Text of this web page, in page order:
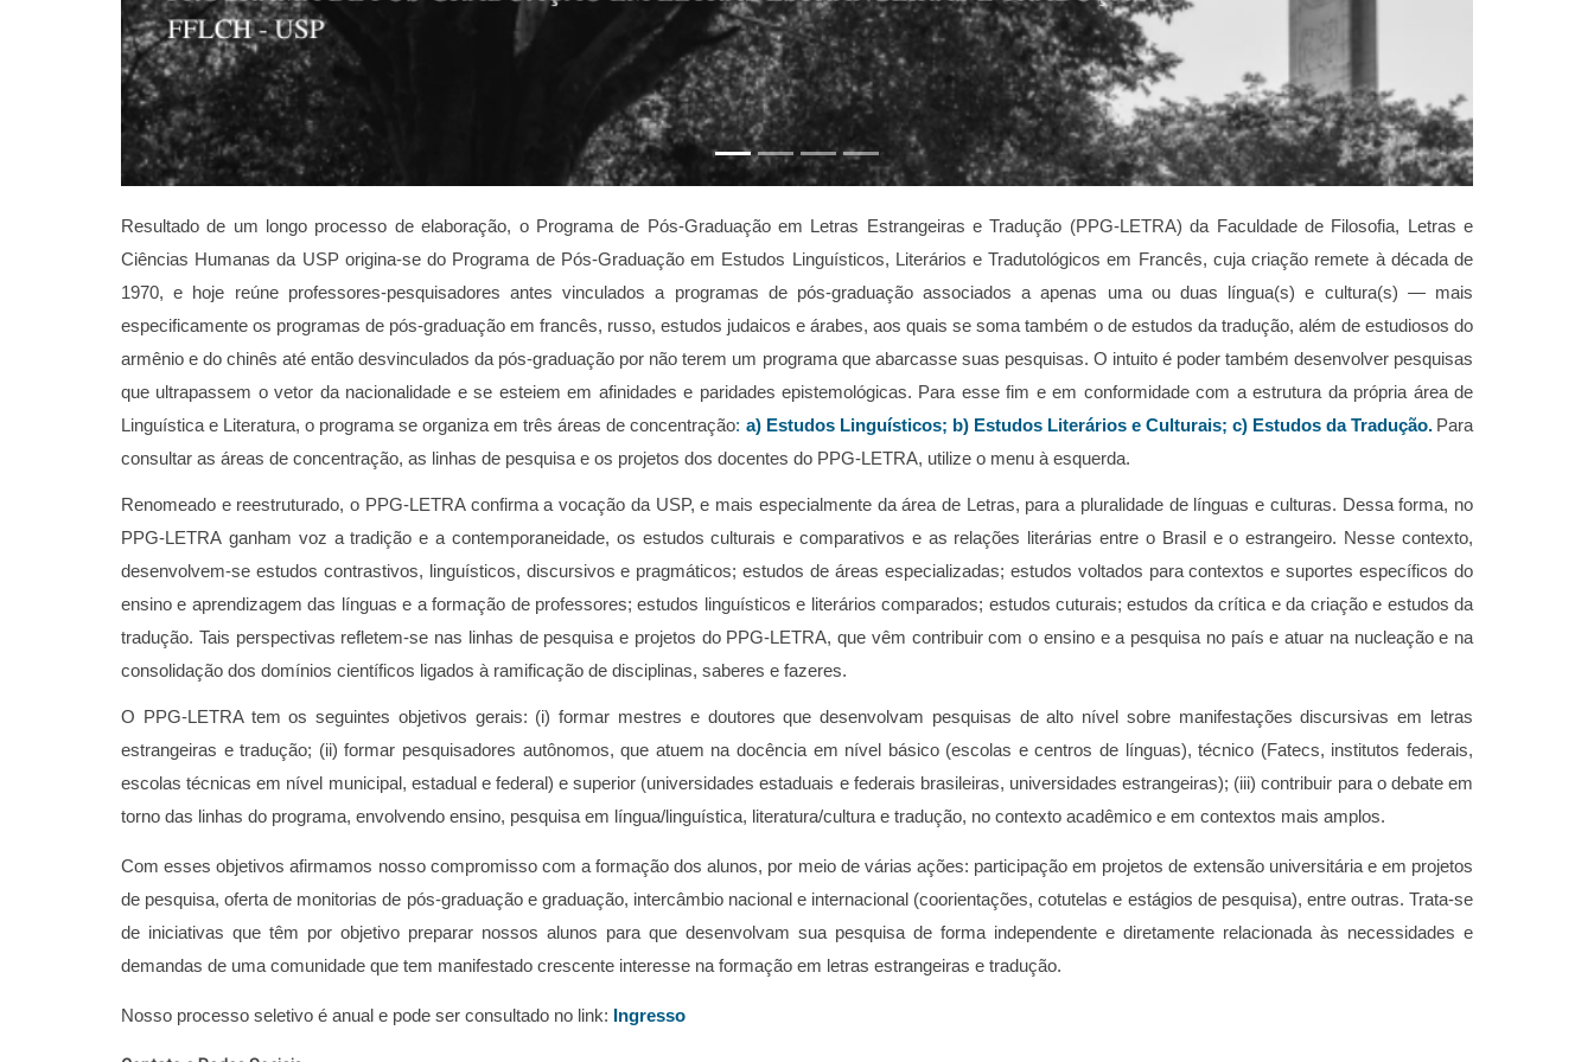
Resultado de um longo processo de elaboração, o Programa de Pós-Graduação em Letras Estrangeiras e Tradução (PPG-LETRA) da Faculdade de Filosofia, Letras e
Ciências Humanas da USP origina-se do Programa de Pós-Graduação em Estudos Linguísticos, Literários e Tradutológicos em Francês, cuja criação remete à década de
1970, e hoje reúne professores-pesquisadores antes vinculados a programas de pós-graduação associados a apenas uma ou duas língua(s) e cultura(s) — mais
especificamente os programas de pós-graduação em francês, russo, estudos judaicos e árabes, aos quais se soma também o de estudos da tradução, além de estudiosos do
armênio e do chinês até então desvinculados da pós-graduação por não terem um programa que abarcasse suas pesquisas. O intuito é poder também desenvolver pesquisas
que ultrapassem o vetor da nacionalidade e se esteiem em afinidades e paridades epistemológicas. Para esse fim e em conformidade com a estrutura da própria área de
Linguística e Literatura, o programa se organiza em três áreas de concentração: a) Estudos Linguísticos; b) Estudos Literários e Culturais; c) Estudos da Tradução. Para
consultar as áreas de concentração, as linhas de pesquisa e os projetos dos docentes do PPG-LETRA, utilize o menu à esquerda.
Renomeado e reestruturado, o PPG-LETRA confirma a vocação da USP, e mais especialmente da área de Letras, para a pluralidade de línguas e culturas. Dessa forma, no
PPG-LETRA ganham voz a tradição e a contemporaneidade, os estudos culturais e comparativos e as relações literárias entre o Brasil e o estrangeiro. Nesse contexto,
desenvolvem-se estudos contrastivos, linguísticos, discursivos e pragmáticos; estudos de áreas especializadas; estudos voltados para contextos e suportes específicos do
ensino e aprendizagem das línguas e a formação de professores; estudos linguísticos e literários comparados; estudos cuturais; estudos da crítica e da criação e estudos da
tradução. Tais perspectivas refletem-se nas linhas de pesquisa e projetos do PPG-LETRA, que vêm contribuir com o ensino e a pesquisa no país e atuar na nucleação e na
consolidação dos domínios científicos ligados à ramificação de disciplinas, saberes e fazeres.
O PPG-LETRA tem os seguintes objetivos gerais: (i) formar mestres e doutores que desenvolvam pesquisas de alto nível sobre manifestações discursivas em letras
estrangeiras e tradução; (ii) formar pesquisadores autônomos, que atuem na docência em nível básico (escolas e centros de línguas), técnico (Fatecs, institutos federais,
escolas técnicas em nível municipal, estadual e federal) e superior (universidades estaduais e federais brasileiras, universidades estrangeiras); (iii) contribuir para o debate em
torno das linhas do programa, envolvendo ensino, pesquisa em língua/linguística, literatura/cultura e tradução, no contexto acadêmico e em contextos mais amplos.
Com esses objetivos afirmamos nosso compromisso com a formação dos alunos, por meio de várias ações: participação em projetos de extensão universitária e em projetos
de pesquisa, oferta de monitorias de pós-graduação e graduação, intercâmbio nacional e internacional (coorientações, cotutelas e estágios de pesquisa), entre outras. Trata-se
de iniciativas que têm por objetivo preparar nossos alunos para que desenvolvam sua pesquisa de forma independente e diretamente relacionada às necessidades e
demandas de uma comunidade que tem manifestado crescente interesse na formação em letras estrangeiras e tradução.
Nosso processo seletivo é anual e pode ser consultado no link: Ingresso